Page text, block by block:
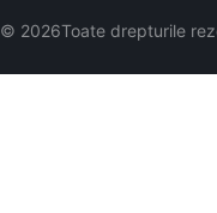
© 2026Toate drepturile